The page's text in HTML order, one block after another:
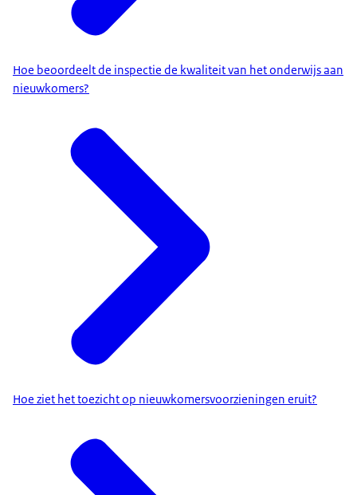
Hoe beoordeelt de inspectie de kwaliteit van het onderwijs aan
nieuwkomers?
Hoe ziet het toezicht op nieuwkomersvoorzieningen eruit?